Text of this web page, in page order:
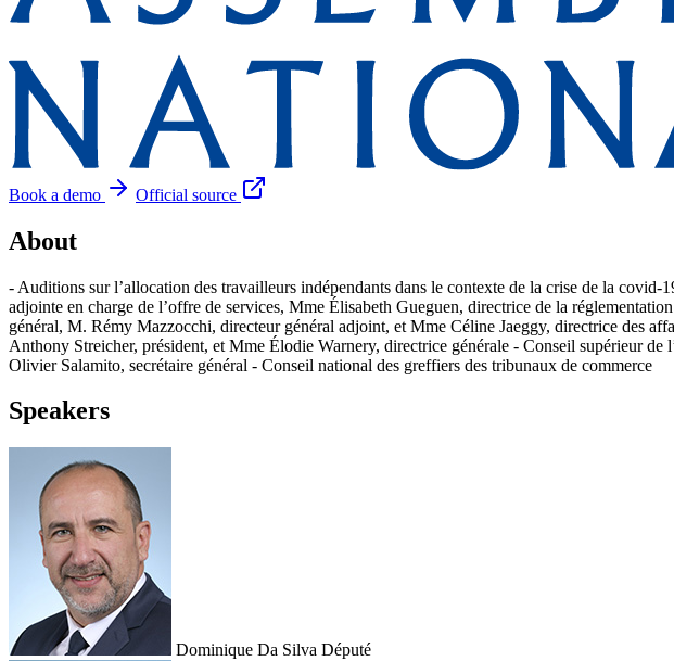
Book a demo
Official source
About
- Auditions sur l’allocation des travailleurs indépendants dans le contexte de la crise de la
adjointe en charge de l’offre de services, Mme Élisabeth Gueguen, directrice de la
général, M. Rémy Mazzocchi, directeur général adjoint, et Mme Céline Jaeggy, directrice des
Anthony Streicher, président, et Mme Élodie Warnery, directrice générale - Conseil supérieur
Olivier Salamito, secrétaire général - Conseil national des greffiers des tribunaux de commerce
Speakers
Dominique Da Silva Député